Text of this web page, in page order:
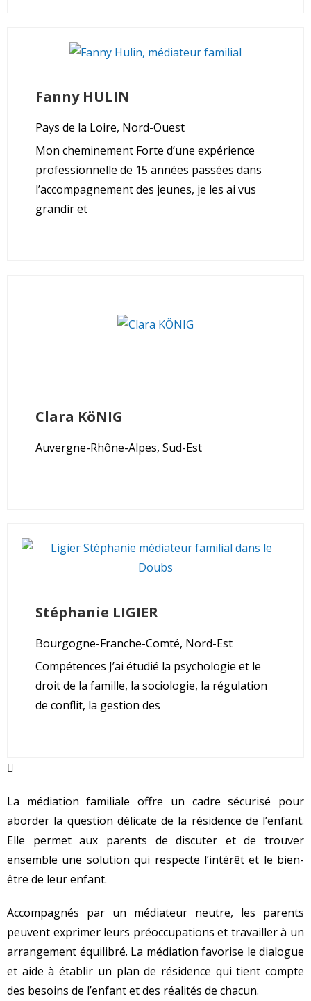
Fanny HULIN
Pays de la Loire, Nord-Ouest
Mon cheminement Forte d’une expérience
professionnelle de 15 années passées dans
l’accompagnement des jeunes, je les ai vus
grandir et
Clara KöNIG
Auvergne-Rhône-Alpes, Sud-Est
Stéphanie LIGIER
Bourgogne-Franche-Comté, Nord-Est
Compétences J’ai étudié la psychologie et le
droit de la famille, la sociologie, la régulation
de conflit, la gestion des
La médiation familiale offre un cadre sécurisé pour
aborder la question délicate de la résidence de l’enfant.
Elle permet aux parents de discuter et de trouver
ensemble une solution qui respecte l’intérêt et le bien-
être de leur enfant.
Accompagnés par un médiateur neutre, les parents
peuvent exprimer leurs préoccupations et travailler à un
arrangement équilibré. La médiation favorise le dialogue
et aide à établir un plan de résidence qui tient compte
des besoins de l’enfant et des réalités de chacun.